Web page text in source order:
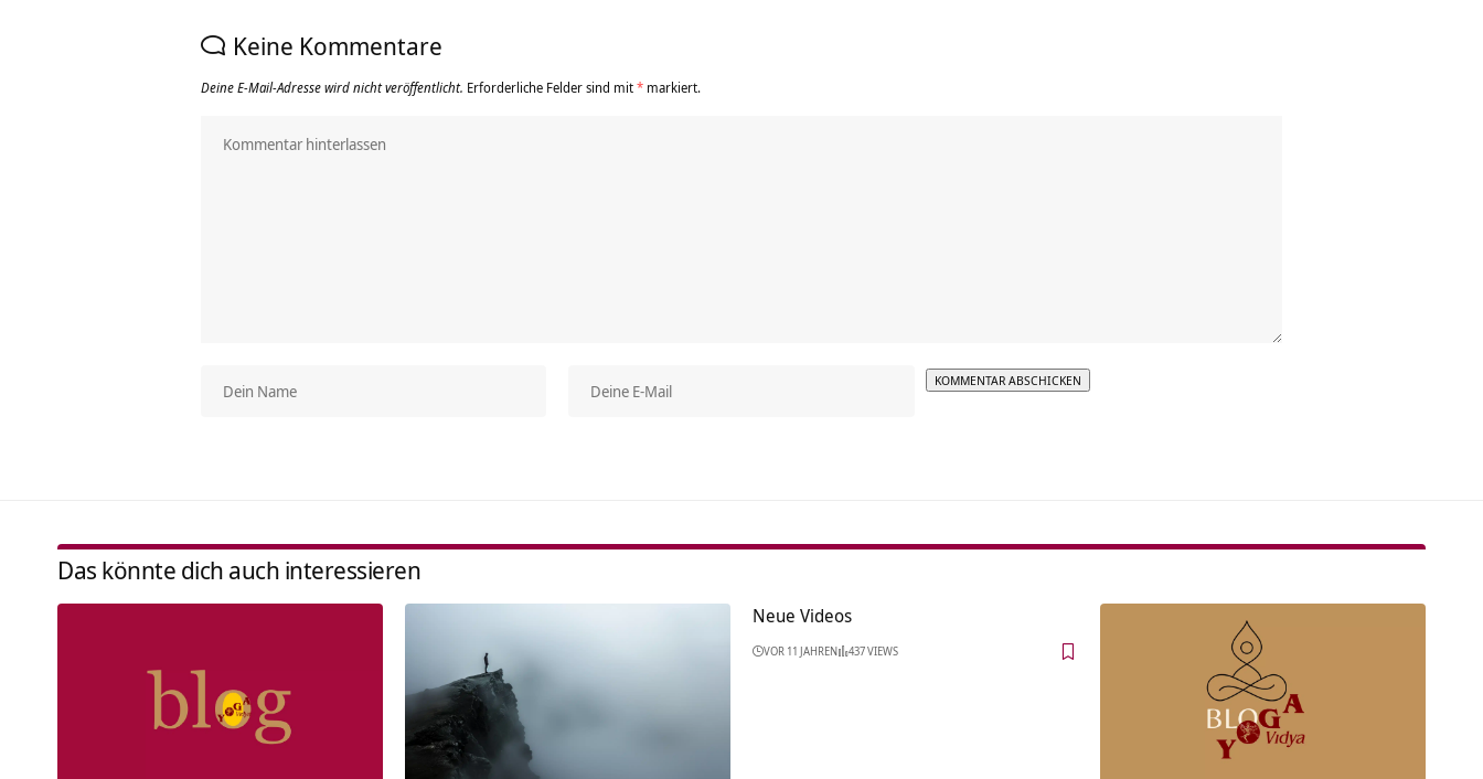
Keine Kommentare
Deine E-Mail-Adresse wird nicht veröffentlicht. Erforderliche Felder sind mit* markiert.
Das könnte dich auch interessieren
Neue Videos
VOR 11 JAHREN 437 VIEWS